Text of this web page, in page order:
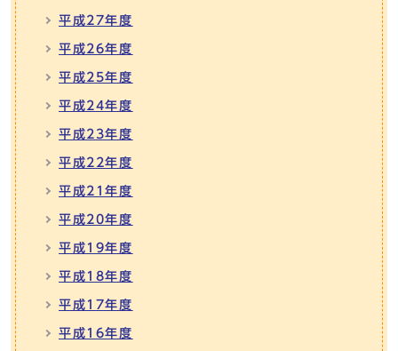
平成27年度
平成26年度
平成25年度
平成24年度
平成23年度
平成22年度
平成21年度
平成20年度
平成19年度
平成18年度
平成17年度
平成16年度